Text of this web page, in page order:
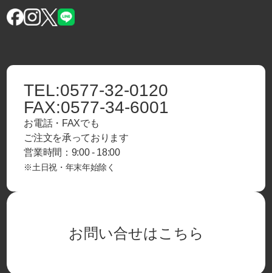
TEL:0577-32-0120
FAX:0577-34-6001
お電話・FAXでも
ご注文を承っております
営業時間：9:00 - 18:00
※土日祝・年末年始除く
お問い合せはこちら